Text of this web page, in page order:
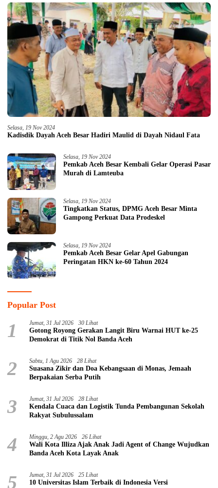
Selasa, 19 Nov 2024
Kadisdik Dayah Aceh Besar Hadiri Maulid di Dayah Nidaul Fata
Selasa, 19 Nov 2024
Pemkab Aceh Besar Kembali Gelar Operasi Pasar
Murah di Lamteuba
Selasa, 19 Nov 2024
Tingkatkan Status, DPMG Aceh Besar Minta
Gampong Perkuat Data Prodeskel
Selasa, 19 Nov 2024
Pemkab Aceh Besar Gelar Apel Gabungan
Peringatan HKN ke-60 Tahun 2024
Popular Post
1 Jumat, 31 Jul 2026 30 Lihat
Gotong Royong Gerakan Langit Biru Warnai HUT ke-25
Demokrat di Titik Nol Banda Aceh
2 Sabtu, 1 Agu 2026 28 Lihat
Suasana Zikir dan Doa Kebangsaan di Monas, Jemaah
Berpakaian Serba Putih
3 Jumat, 31 Jul 2026 28 Lihat
Kendala Cuaca dan Logistik Tunda Pembangunan Sekolah
Rakyat Subulussalam
4 Minggu, 2 Agu 2026 26 Lihat
Wali Kota Illiza Ajak Anak Jadi Agent of Change Wujudkan
Banda Aceh Kota Layak Anak
5 Jumat, 31 Jul 2026 25 Lihat
10 Universitas Islam Terbaik di Indonesia Versi